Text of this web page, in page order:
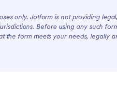
only. Jotform is not providing
Before using any such
the form meets your needs, legally